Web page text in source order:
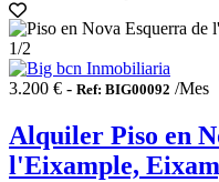
1/2
3.200 € - Ref: BIG00092 /Mes
Alquiler Piso en
l'Eixample,